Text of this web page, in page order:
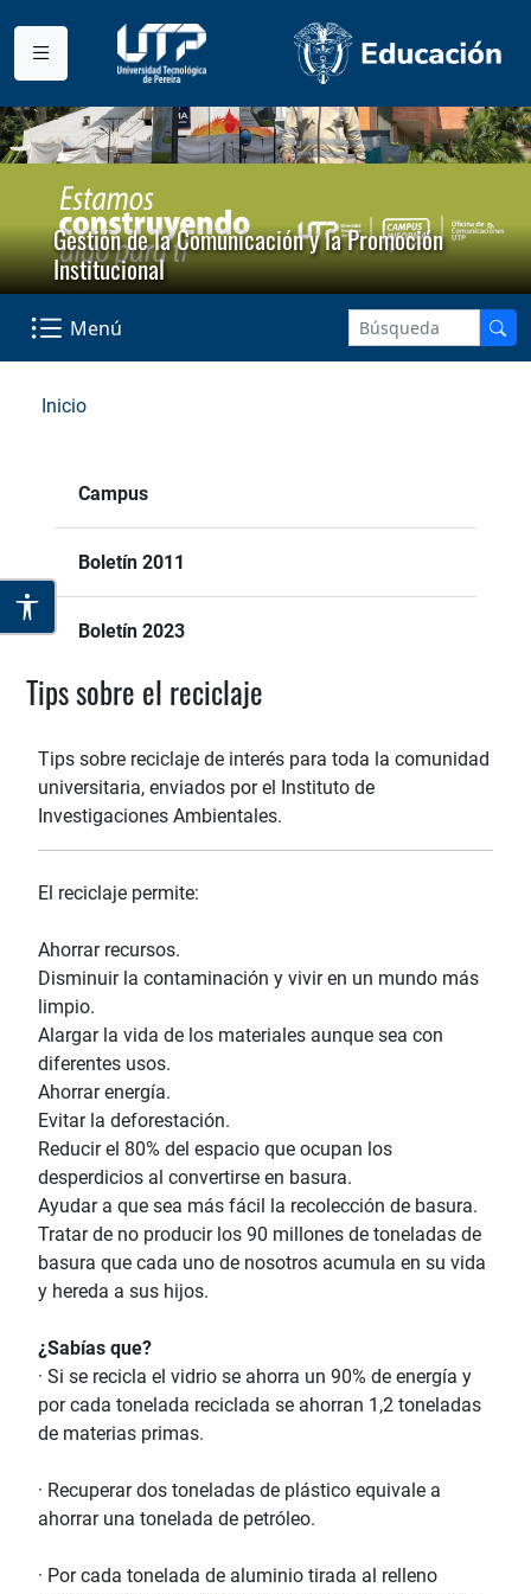
Gestión de la Comunicación y la Promoción
Institucional
Menú
Inicio
Campus
Boletín 2011
Boletín 2023
Tips sobre el reciclaje
Tips sobre reciclaje de interés para toda la comunidad
universitaria, enviados por el Instituto de
Investigaciones Ambientales.
El reciclaje permite:
Ahorrar recursos.
Disminuir la contaminación y vivir en un mundo más
limpio.
Alargar la vida de los materiales aunque sea con
diferentes usos.
Ahorrar energía.
Evitar la deforestación.
Reducir el 80% del espacio que ocupan los
desperdicios al convertirse en basura.
Ayudar a que sea más fácil la recolección de basura.
Tratar de no producir los 90 millones de toneladas de
basura que cada uno de nosotros acumula en su vida
y hereda a sus hijos.
¿Sabías que?
· Si se recicla el vidrio se ahorra un 90% de energía y
por cada tonelada reciclada se ahorran 1,2 toneladas
de materias primas.
· Recuperar dos toneladas de plástico equivale a
ahorrar una tonelada de petróleo.
· Por cada tonelada de aluminio tirada al relleno